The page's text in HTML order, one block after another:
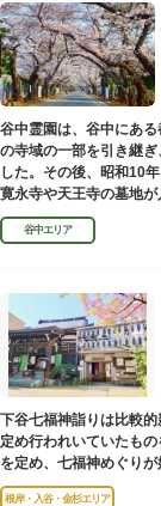
谷中霊園は、谷中にあ
の寺域の一部を引き継
した。その後、昭和10
寛永寺や天王寺の墓地
の墓が並んでいます。園
す。谷中エリア
下谷七福神詣りは比較
定め行われいていたも
を定め、七福神めぐりが
根岸・入谷・金杉エリア